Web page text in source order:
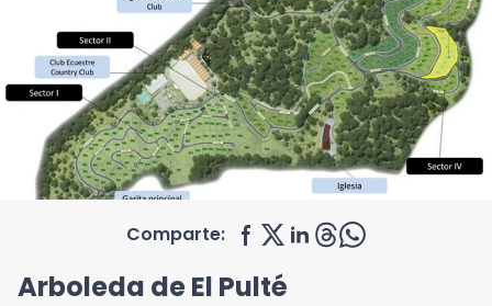
Comparte:
Arboleda de El Pulté